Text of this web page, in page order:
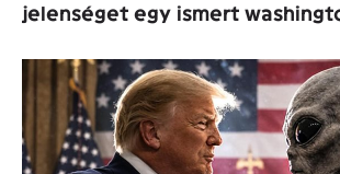
jelenséget egy ismert